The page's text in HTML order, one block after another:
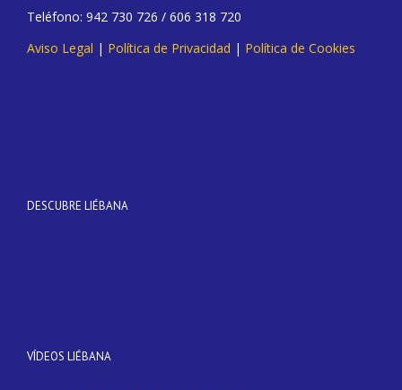
Teléfono: 942 730 726 / 606 318 720
Aviso Legal | Política de Privacidad | Política de Cookies
DESCUBRE LIÉBANA
VÍDEOS LIÉBANA